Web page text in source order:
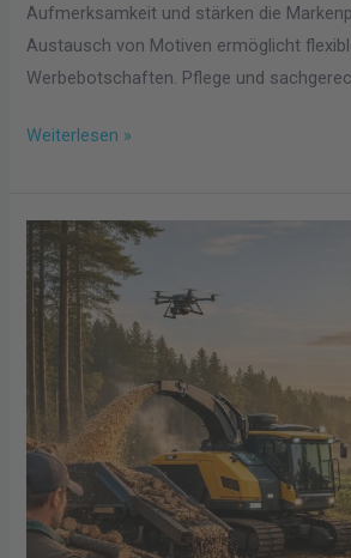
Aufmerksamkeit und stärken die
Austausch von Motiven ermöglicht
Werbebotschaften. Pflege und
Weiterlesen »
Wenn
Industrie
auf
Innovation
trifft:
revolutionieren
smarte
Techniken
die